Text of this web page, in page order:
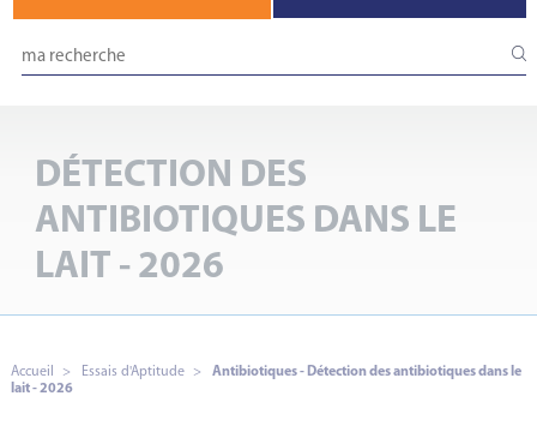
DÉTECTION DES
ANTIBIOTIQUES DANS LE
LAIT - 2026
Accueil Essais d'Aptitude
Antibiotiques - Détection des antibiotiques dans le
lait - 2026